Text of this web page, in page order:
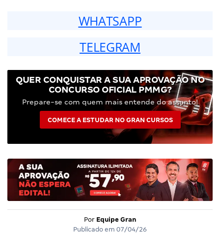
WHATSAPP
TELEGRAM
QUER CONQUISTAR A SUA APROVAÇÃO NO
CONCURSO OFICIAL PMMG?
Prepare-se com quem mais entende do assunto!
COMECE A ESTUDAR NO GRAN CURSOS
Por Equipe Gran
Publicado em 07/04/26